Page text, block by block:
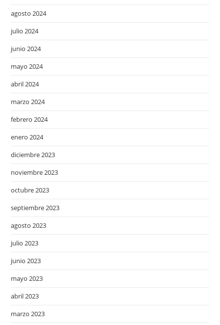
agosto 2024
julio 2024
junio 2024
mayo 2024
abril 2024
marzo 2024
febrero 2024
enero 2024
diciembre 2023
noviembre 2023
octubre 2023
septiembre 2023
agosto 2023
julio 2023
junio 2023
mayo 2023
abril 2023
marzo 2023